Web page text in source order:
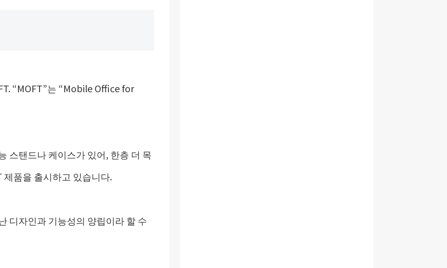
“MOFT”는 “Mobile Office for
스탠드나 케이스가 있어, 한층 더 목
제품을 출시하고 있습니다.
디자인과 기능성의 양립이라 할 수